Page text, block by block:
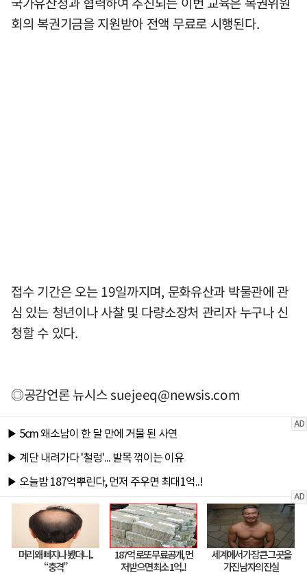
회의 복권기금을 지원받아 전액 무료로 시행된다.
접수 기간은 오는 19일까지며, 문화유산과 박물관에 관
심 있는 청년이나 사찰 및 다량소장처 관리자 누구나 신
청할 수 있다.
◎공감언론 뉴시스suejeeq@newsis.com